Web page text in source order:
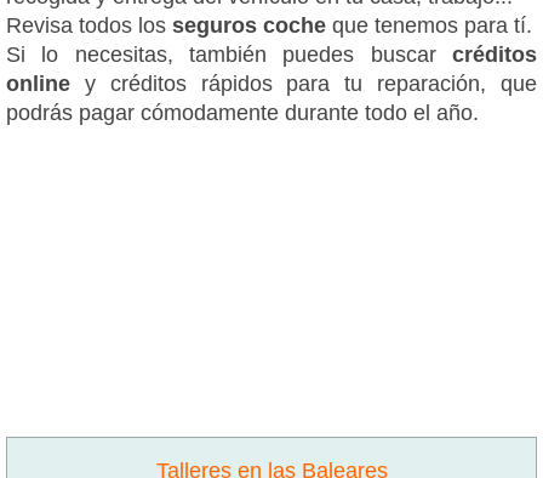
Revisa todos los seguros coche que tenemos para tí.
Si lo necesitas, también puedes buscar créditos
online y créditos rápidos para tu reparación, que
podrás pagar cómodamente durante todo el año.
Talleres en las Baleares